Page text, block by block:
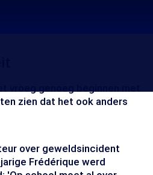
zien dat het ook anders
over geweldsincident
Frédérique werd